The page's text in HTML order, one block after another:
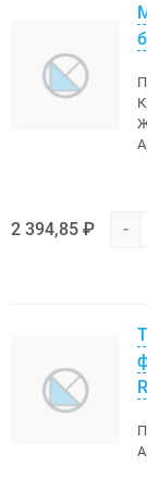
2 394,85 ₽ -